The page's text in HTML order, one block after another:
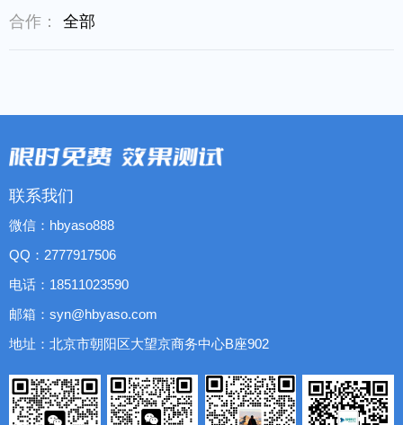
合作： 全部
联系我们
微信：hbyaso888
QQ：2777917506
电话：18511023590
邮箱：syn@hbyaso.com
地址：北京市朝阳区大望京商务中心B座902